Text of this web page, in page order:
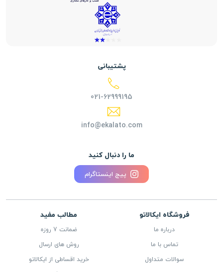
ما را دنبال کنید
پیج اینستاگرام
پشتیبانی
021-62999195
info@ekalato.com
مطالب مفید
ضمانت 7 روزه
روش های ارسال
خرید اقساطی از ایکالاتو
فروشگاه ایکالاتو
درباره ما
تماس با ما
سوالات متداول